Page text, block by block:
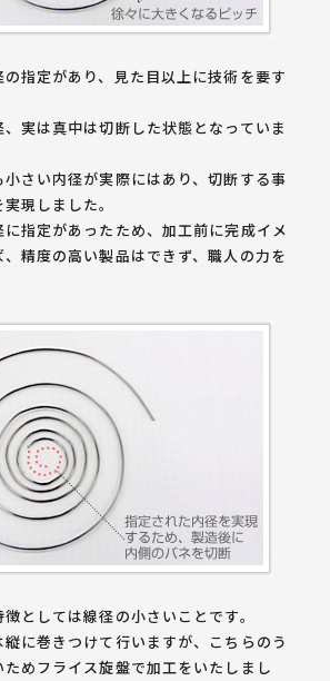
指定があり、見た目以上に技術を要す
実は真中は切断した状態となっていま
さい内径が実際にはあり、切断する事
現しました。
指定があったため、加工前に完成イメ
精度の高い製品はできず、職人の力を
徴としては線径の小さい ことです。
に巻きつけて行いますが、こちらのう
めフライス旋盤で加工をいたしまし